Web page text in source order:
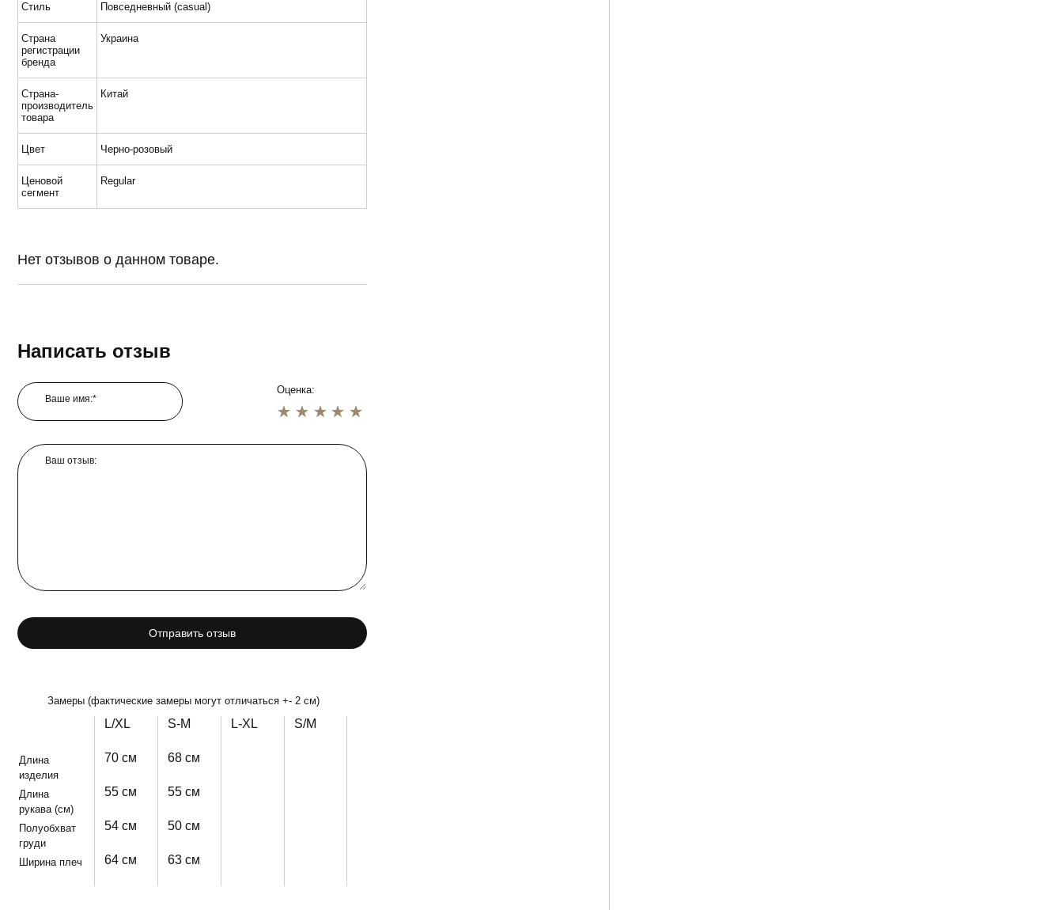
Стиль Повседневный (casual)
Страна
регистрации
бренда
Украина
Страна-
производитель
товара
Китай
Цвет Черно-розовый
Ценовой
сегмент
Regular
Нет отзывов о данном товаре.
Написать отзыв
Ваше имя:*
Оценка:
1 star
2 star
3 star
4 star
5 star
Ваш отзыв:
Отправить отзыв
Замеры (фактические замеры могут отличаться +- 2 см)
L/XL S-M L-XL S/M
Длина
изделия
70 см 68 см
Длина
рукава (см)
55 см 55 см
Полуобхват
груди
54 см 50 см
Ширина плеч 64 см 63 см